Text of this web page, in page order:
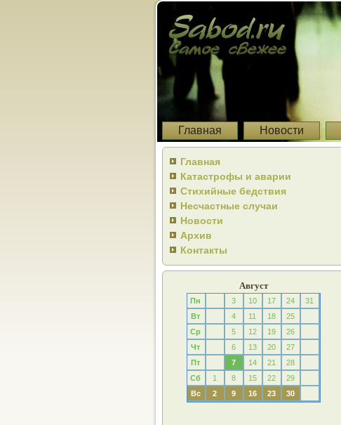
Главная Новости
Главная
Катастрофы и аварии
Стихийные бедствия
Несчастные случаи
Новости
Архив
Контакты
Август
Пн 3 10 17 24
31
Вт
4 11 18
25
Ср
5 12 19
26
Чт
6 13 20
27
Пт
7 14 21
28
Сб
1 8 15 22
29
Вс
2 9 16 23 30